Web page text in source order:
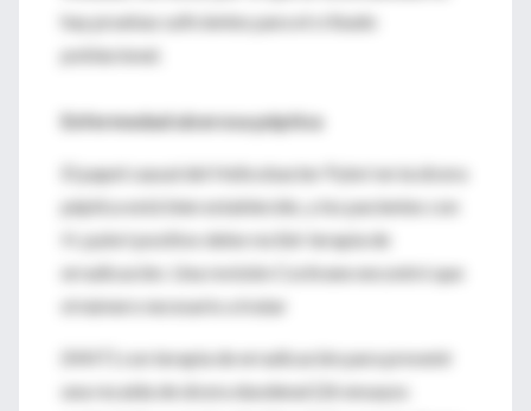
hay pruebas suficientes para el cribado
poblacional.
Enfermedad ulcerosa péptica
El papel causal del Helicobacter Pylori en la úlcera
péptica está bien establecido, y los pacientes con
H. pylori positivo debe recibir terapia de
erradicación. Una revisión Cochrane encontró que
el número necesario a tratar
(NNT) con terapia de erradicación para prevenir
una recaída de úlcera duodenal (26 ensayos